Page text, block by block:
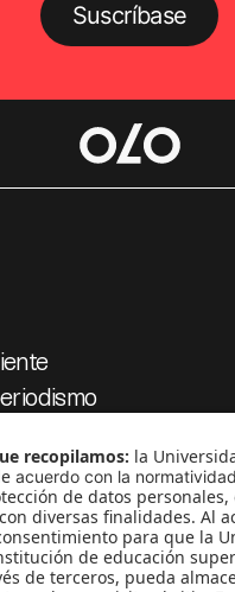
Suscríbase
social